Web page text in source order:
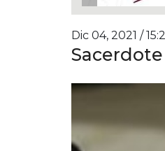
Dic 04, 2021 /